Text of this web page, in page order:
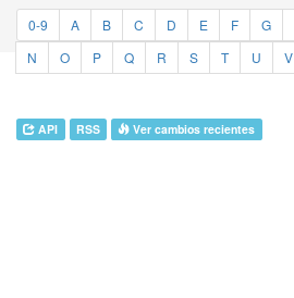
0-9 A B C D E F G
N
O P Q R S T U V
API RSS Ver cambios recientes